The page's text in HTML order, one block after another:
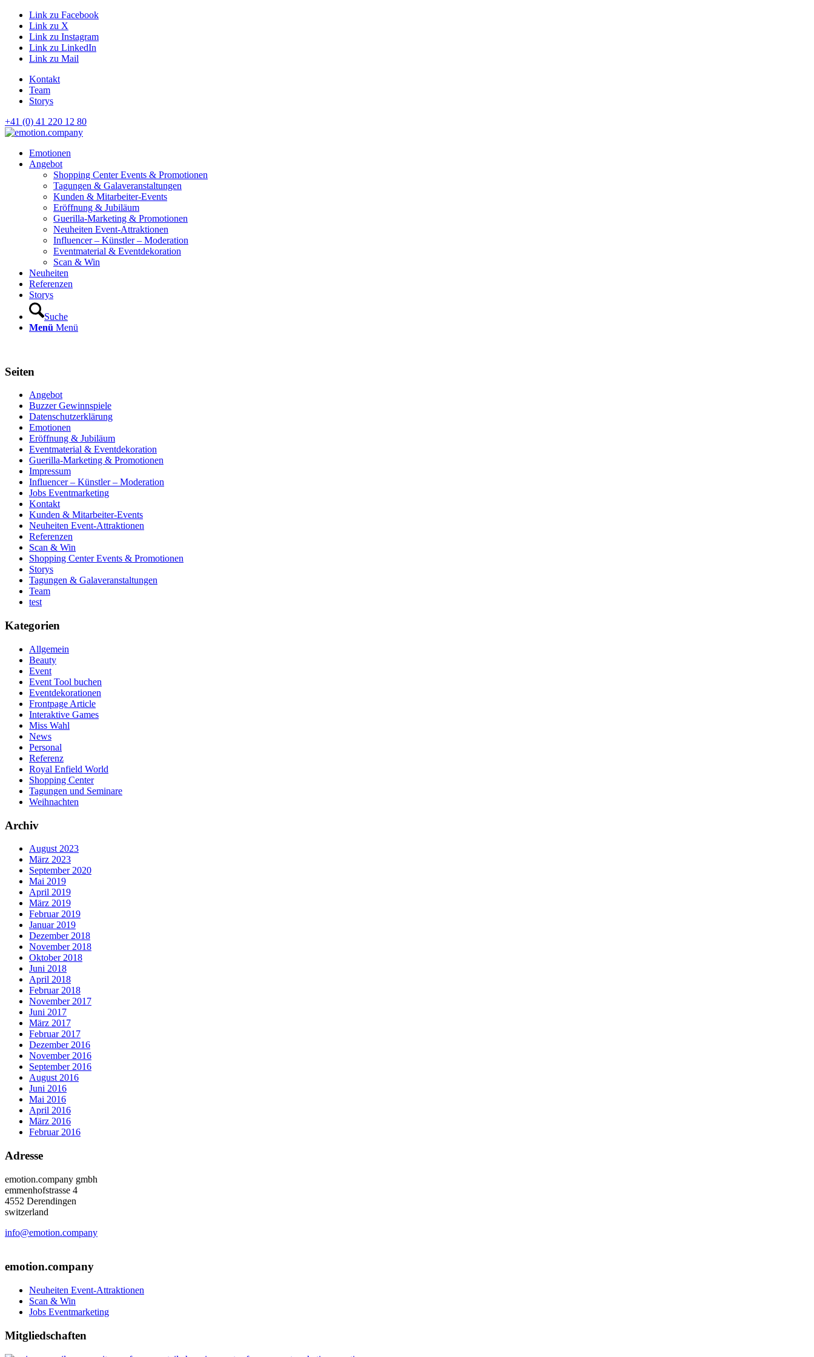
Link zu Facebook
Link zu X
Link zu Instagram
Link zu LinkedIn
Link zu Mail
Kontakt
Team
Storys
+41 (0) 41 220 12 80
Hauptnavigation
Emotionen
Angebot
Shopping Center Events & Promotionen
Tagungen & Galaveranstaltungen
Kunden & Mitarbeiter-Events
Eröffnung & Jubiläum
Guerilla-Marketing & Promotionen
Neuheiten Event-Attraktionen
Influencer – Künstler – Moderation
Eventmaterial & Eventdekoration
Scan & Win
Neuheiten
Referenzen
Storys
Suche
Menü Menü
Seiten
Angebot
Buzzer Gewinnspiele
Datenschutzerklärung
Emotionen
Eröffnung & Jubiläum
Eventmaterial & Eventdekoration
Guerilla-Marketing & Promotionen
Impressum
Influencer – Künstler – Moderation
Jobs Eventmarketing
Kontakt
Kunden & Mitarbeiter-Events
Neuheiten Event-Attraktionen
Referenzen
Scan & Win
Shopping Center Events & Promotionen
Storys
Tagungen & Galaveranstaltungen
Team
test
Kategorien
Allgemein
Beauty
Event
Event Tool buchen
Eventdekorationen
Frontpage Article
Interaktive Games
Miss Wahl
News
Personal
Referenz
Royal Enfield World
Shopping Center
Tagungen und Seminare
Weihnachten
Archiv
August 2023
März 2023
September 2020
Mai 2019
April 2019
März 2019
Februar 2019
Januar 2019
Dezember 2018
November 2018
Oktober 2018
Juni 2018
April 2018
Februar 2018
November 2017
Juni 2017
März 2017
Februar 2017
Dezember 2016
November 2016
September 2016
August 2016
Juni 2016
Mai 2016
April 2016
März 2016
Februar 2016
Adresse
emotion.company gmbh
emmenhofstrasse 4
4552 Derendingen
switzerland
info@emotion.company
emotion.company
Neuheiten Event-Attraktionen
Scan & Win
Jobs Eventmarketing
Mitgliedschaften